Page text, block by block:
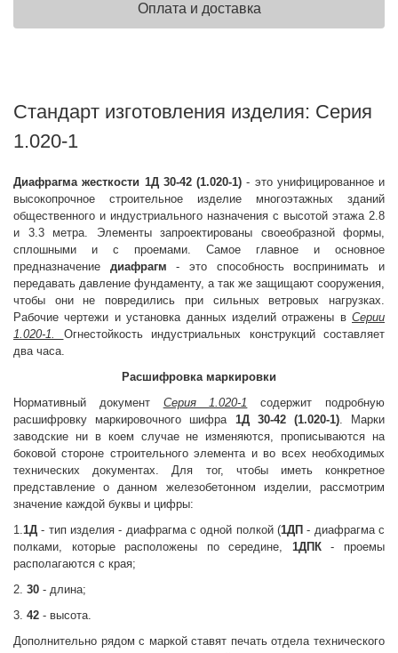
Оплата и доставка
Стандарт изготовления изделия: Серия
1.020-1
Диафрагма жесткости 1Д 30-42 (1.020-1) - это унифицированное и
высокопрочное строительное изделие многоэтажных зданий
общественного и индустриального назначения с высотой этажа 2.8
и 3.3 метра. Элементы запроектированы своеобразной формы,
сплошными и с проемами. Самое главное и основное
предназначение диафрагм - это способность воспринимать и
передавать давление фундаменту, а так же защищают сооружения,
чтобы они не повредились при сильных ветровых нагрузках.
Рабочие чертежи и установка данных изделий отражены в Серии
1.020-1. Огнестойкость индустриальных конструкций составляет
два часа.
Расшифровка маркировки
Нормативный документ Серия 1.020-1 содержит подробную
расшифровку маркировочного шифра 1Д 30-42 (1.020-1). Марки
заводские ни в коем случае не изменяются, прописываются на
боковой стороне строительного элемента и во всех необходимых
технических документах. Для тог, чтобы иметь конкретное
представление о данном железобетонном изделии, рассмотрим
значение каждой буквы и цифры:
1.1Д- тип изделия - диафрагма с одной полкой (1ДП- диафрагма с
полками, которые расположены по середине, 1ДПК- проемы
располагаются с края;
2. 30 - длина;
3. 42 - высота.
Дополнительно рядом с маркой ставят печать отдела технического